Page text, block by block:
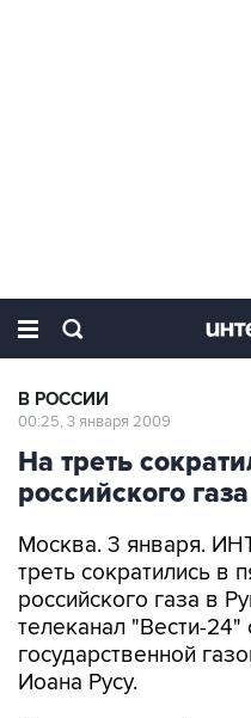
В РОССИИ
00:25, 3 января 2009
На треть
российского
Москва. 3 января.
треть сократились в
российского газа в
телеканал "Вести-
государственной
Иоана Русу.